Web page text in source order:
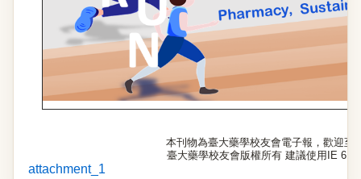
本刊物為臺大藥學校友會電子報，歡迎至
臺大藥學校友會版權所有 建議使用IE 6.0
attachment_1